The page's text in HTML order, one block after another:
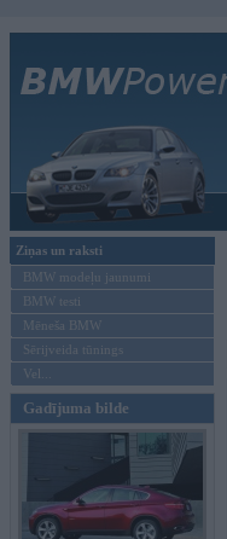
Ziņas un raksti
BMW modeļu jaunumi
BMW testi
Mēneša BMW
Sērijveida tūnings
Vel...
Gadījuma bilde